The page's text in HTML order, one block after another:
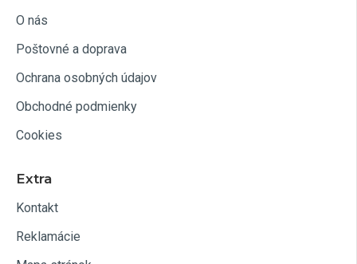
O nás
Poštovné a doprava
Ochrana osobných údajov
Obchodné podmienky
Cookies
Extra
Kontakt
Reklamácie